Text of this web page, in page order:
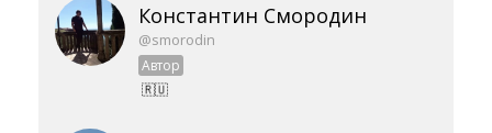
Константин Смородин
@smorodin
Автор
🇷🇺